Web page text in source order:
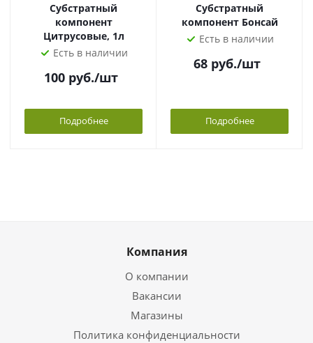
Субстратный
компонент
Цитрусовые, 1л
Есть в наличии
100 руб./шт
Подробнее
Субстратный
компонент Бонсай
Есть в наличии
68 руб./шт
Подробнее
Компания
О компании
Вакансии
Магазины
Политика конфиденциальности